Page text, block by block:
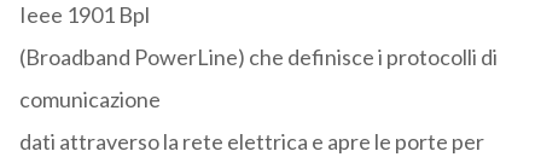
Ieee 1901 Bpl
(Broadband PowerLine) che definisce i protocolli di
comunicazione
dati attraverso la rete elettrica e apre le porte per